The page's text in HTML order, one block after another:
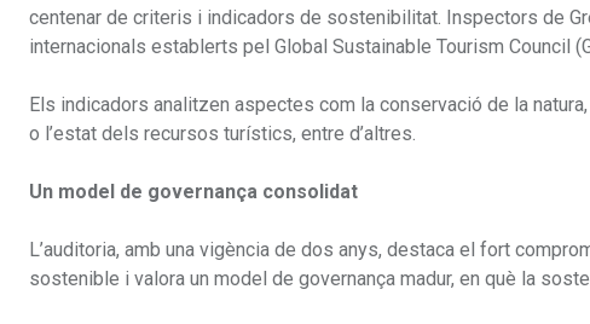
centenar de criteris i indicadors de sostenibilitat. Inspectors de
internacionals establerts pel Global Sustainable Tourism Council
Els indicadors analitzen aspectes com la conservació de la
o l’estat dels recursos turístics, entre d’altres.
Un model de governança consolidat
L’auditoria, amb una vigència de dos anys, destaca el fort
sostenible i valora un model de governança madur, en què la